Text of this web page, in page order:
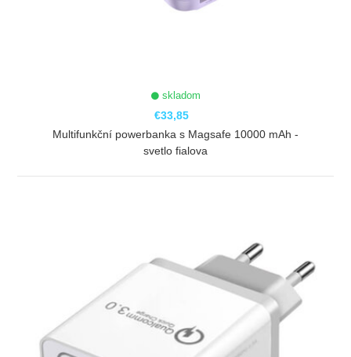
skladom
€33,85
Multifunkční powerbanka s Magsafe 10000 mAh -
svetlo fialova